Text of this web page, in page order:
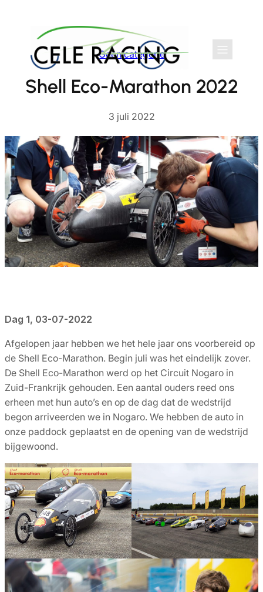
inhoud
Geen categorie
Shell Eco-Marathon 2022
3 juli 2022
Dag 1, 03-07-2022
Afgelopen jaar hebben we het hele jaar ons voorbereid op
de Shell Eco-Marathon. Begin juli was het eindelijk zover.
De Shell Eco-Marathon werd op het Circuit Nogaro in
Zuid-Frankrijk gehouden. Een aantal ouders reed ons
erheen met hun auto’s en op de dag dat de wedstrijd
begon arriveerden we in Nogaro. We hebben de auto in
onze paddock geplaatst en de opening van de wedstrijd
bijgewoond.